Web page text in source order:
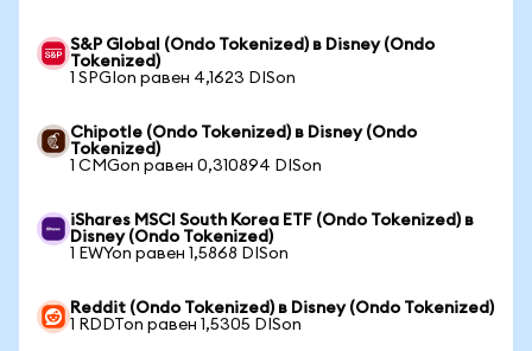
S&P Global (Ondo Tokenized) в Disney (Ondo
Tokenized)
1 SPGIon равен 4,1623 DISon
Chipotle (Ondo Tokenized) в Disney (Ondo
Tokenized)
1 CMGon равен 0,310894 DISon
iShares MSCI South Korea ETF (Ondo Tokenized) в
Disney (Ondo Tokenized)
1 EWYon равен 1,5868 DISon
Reddit (Ondo Tokenized) в Disney (Ondo Tokenized)
1 RDDTon равен 1,5305 DISon